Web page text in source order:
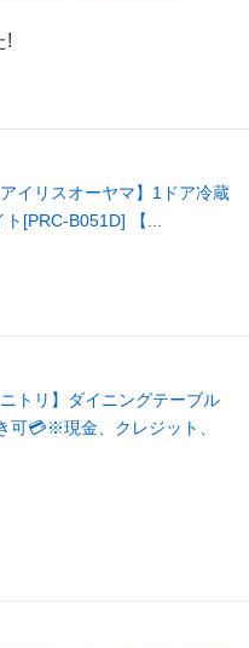
!
イリスオーヤマ】1ドア冷蔵
[PRC-B051D] 【...
トリ】ダイニングテーブル
可💳※現金、クレジット、